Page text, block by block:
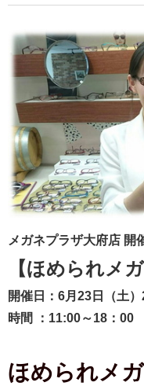
メガネプラザ大府店 開
【ほめられメ
開催日：6月23日（土）
時間 ：11:00～18：00
ほめられメ